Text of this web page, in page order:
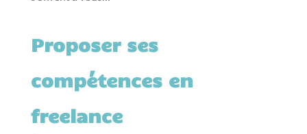
Proposer ses
compétences en
freelance